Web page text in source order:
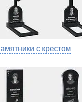
с крестом